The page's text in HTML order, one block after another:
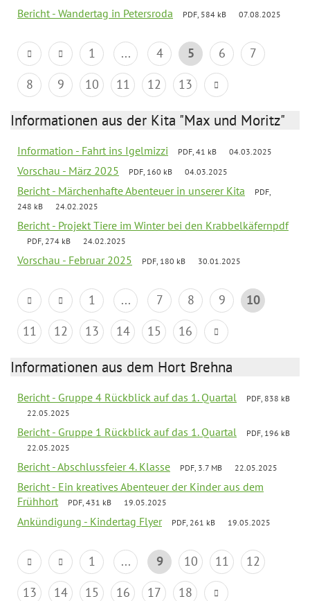
Bericht - Wandertag in Petersroda PDF, 584 kB 07.08.2025
1 ... 4 5 6
7
8
9 10 11 12 13
Informationen aus der Kita "Max und Moritz"
Information - Fahrt ins Igelmizzi PDF, 41 kB 04.03.2025
Vorschau - März 2025 PDF, 160 kB 04.03.2025
Bericht - Märchenhafte Abenteuer in unserer Kita
PDF,
248 kB
24.02.2025
Bericht - Projekt Tiere im Winter bei den Krabbelkäfernpdf
PDF, 274 kB 24.02.2025
Vorschau - Februar 2025 PDF, 180 kB 30.01.2025
1 ... 7 8 9
10
11
12 13 14 15 16
Informationen aus dem Hort Brehna
Bericht - Gruppe 4 Rückblick auf das 1. Quartal
PDF, 838 kB
22.05.2025
Bericht - Gruppe 1 Rückblick auf das 1. Quartal
PDF, 196 kB
22.05.2025
Bericht - Abschlussfeier 4. Klasse PDF, 3.7 MB 22.05.2025
Bericht - Ein kreatives Abenteuer der Kinder aus dem
Frühhort
PDF, 431 kB 19.05.2025
Ankündigung - Kindertag Flyer PDF, 261 kB 19.05.2025
1 ... 9 10 11
12
13
14 15 16 17 18